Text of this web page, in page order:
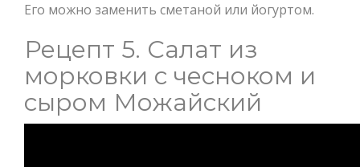
Его можно заменить сметаной или йогуртом.
Рецепт 5. Салат из
морковки с чесноком и
сыром Можайский